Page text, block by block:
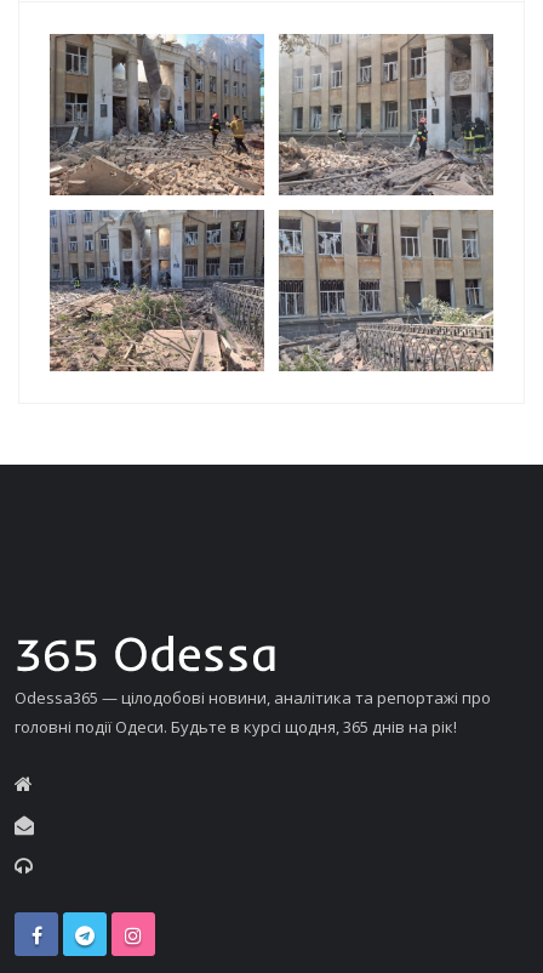
Odessa365 — цілодобові новини, аналітика та репортажі про
головні події Одеси. Будьте в курсі щодня, 365 днів на рік!